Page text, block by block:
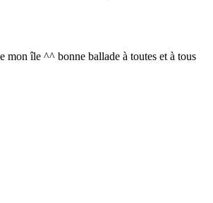
mon île ^^ bonne ballade à toutes et à tous